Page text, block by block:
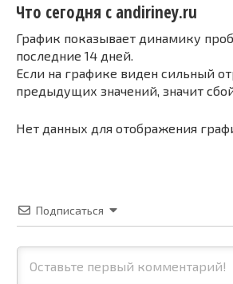
Что сегодня с andiriney.ru
График показывает динамику
последние 14 дней.
Если на графике виден сильный
предыдущих значений, значит
Нет данных для отображения
Подписаться